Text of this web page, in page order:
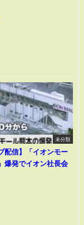
未分類
配信】「イオンモー
爆発でイオン社長会